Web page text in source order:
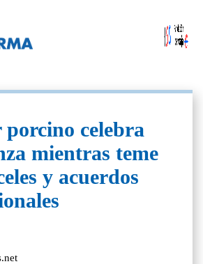
porcino celebra
mientras teme
y acuerdos